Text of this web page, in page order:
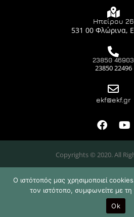
Ηπείρου 26
531 00 Φλώρινα,
23850 46903
23850 22496
ekf@ekf.gr
Copyrights © 2020. All
Design &
Ο ιστότοπός μας χρησιμοποιεί
τον ιστότοπο, συμφωνείτε με
Ok